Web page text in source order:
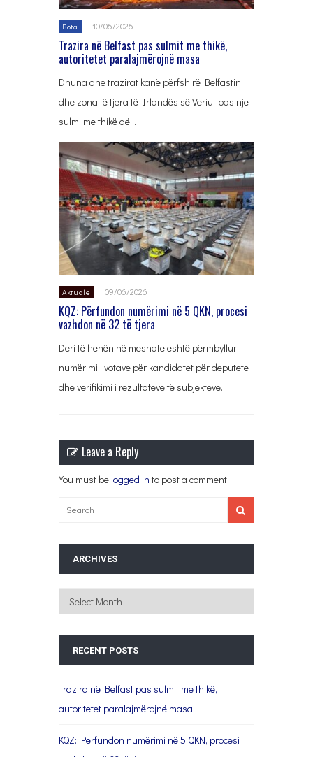
Bota 10/06/2026
Trazira në Belfast pas sulmit me thikë,
autoritetet paralajmërojnë masa
Dhuna dhe trazirat kanë përfshirë Belfastin
dhe zona të tjera të Irlandës së Veriut pas një
sulmi me thikë që…
Aktuale 09/06/2026
KQZ: Përfundon numërimi në 5 QKN, procesi
vazhdon në 32 të tjera
Deri të hënën në mesnatë është përmbyllur
numërimi i votave për kandidatët për deputetë
dhe verifikimi i rezultateve të subjekteve…
Leave a Reply
You must be logged in to post a comment.
ARCHIVES
Archives
RECENT POSTS
Trazira në Belfast pas sulmit me thikë,
autoritetet paralajmërojnë masa
KQZ: Përfundon numërimi në 5 QKN, procesi